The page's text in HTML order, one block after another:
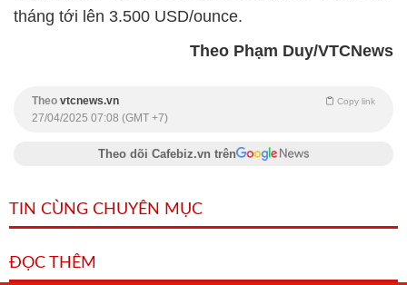
tháng tới lên 3.500 USD/ounce.
Theo Phạm Duy/VTCNews
Theo vtcnews.vn Copy link
27/04/2025 07:08 (GMT +7)
Theo dõi Cafebiz.vn trên
TIN CÙNG CHUYÊN MỤC
ĐỌC THÊM